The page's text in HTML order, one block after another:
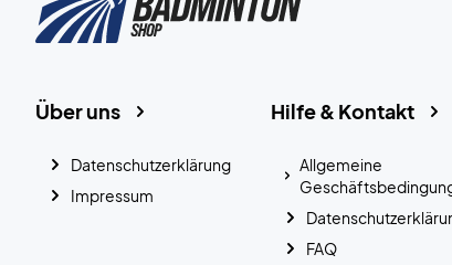
Hilfe & Kontakt
Allgemeine
FAQ
Über uns
Datenschutzerklärung
Impressum